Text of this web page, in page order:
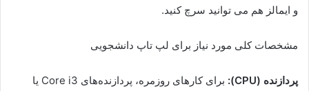
و ایمالز هم می توانید سرچ کنید.
مشخصات کلی مورد نیاز برای لپ تاپ دانشجویی
پردازنده (CPU):
برای کارهای روزمره، پردازنده‌های Core i3 یا